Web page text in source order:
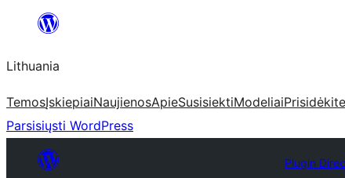
turinio
Lithuania
TemosĮskiepiaiNaujienosApieSusisiektiModeliaiPrisidėkite
Parsisiųsti WordPress
Plugin